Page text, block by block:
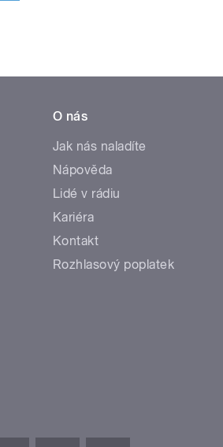
O nás
Jak nás naladíte
Nápověda
Lidé v rádiu
Kariéra
Kontakt
Rozhlasový poplatek